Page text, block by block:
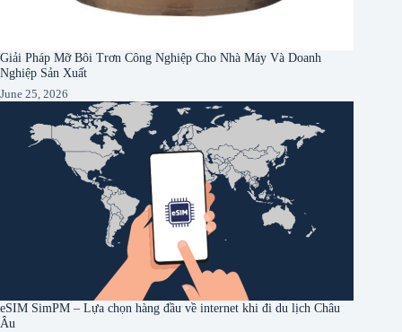
Giải Pháp Mỡ Bôi Trơn Công Nghiệp Cho Nhà Máy Và Doanh
Nghiệp Sản Xuất
June 25, 2026
eSIM SimPM – Lựa chọn hàng đầu về internet khi đi du lịch Châu
Âu